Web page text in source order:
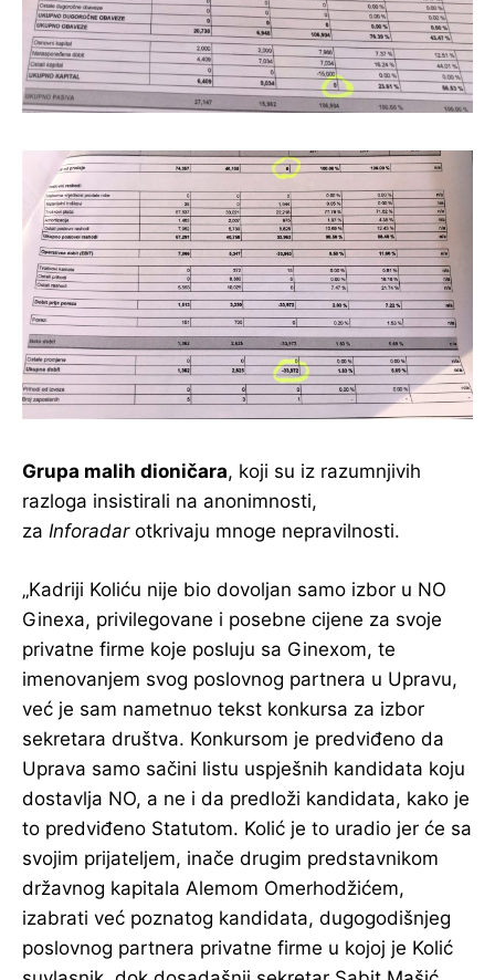
Grupa malih dioničara, koji su iz razumnjivih
razloga insistirali na anonimnosti,
za Inforadarotkrivaju mnoge nepravilnosti.
„Kadriji Koliću nije bio dovoljan samo izbor u NO
Ginexa, privilegovane i posebne cijene za svoje
privatne firme koje posluju sa Ginexom, te
imenovanjem svog poslovnog partnera u Upravu,
već je sam nametnuo tekst konkursa za izbor
sekretara društva. Konkursom je predviđeno da
Uprava samo sačini listu uspješnih kandidata koju
dostavlja NO, a ne i da predloži kandidata, kako je
to predviđeno Statutom. Kolić je to uradio jer će sa
svojim prijateljem, inače drugim predstavnikom
državnog kapitala Alemom Omerhodžićem,
izabrati već poznatog kandidata, dugogodišnjeg
poslovnog partnera privatne firme u kojoj je Kolić